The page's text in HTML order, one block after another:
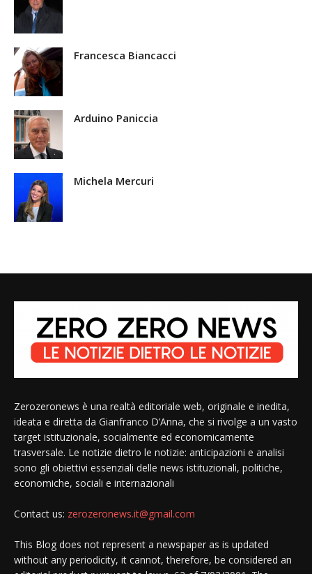
Francesca Biancacci
Arduino Paniccia
Michela Mercuri
Zerozeronews è una realtà editoriale web, originale e inedita,
ideata e diretta da Gianfranco D’Anna, che si rivolge a un vasto
target istituzionale, socialmente ed economicamente
trasversale. Le notizie dietro le notizie: anticipazioni e analisi
sono gli obiettivi essenziali delle news istituzionali, politiche,
economiche, sociali e internazionali
Contact us: zerozeronews.it@gmail.com
This Blog does not represent a newspaper as is updated
without any periodicity, it cannot, therefore, be considered an